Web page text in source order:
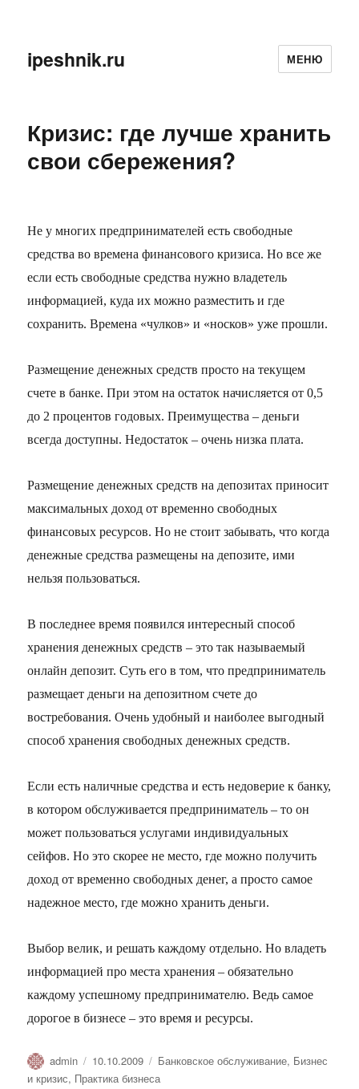
ipeshnik.ru МЕНЮ
Кризис: где лучше хранить
свои сбережения?
Не у многих предпринимателей есть свободные
средства во времена финансового кризиса. Но все же
если есть свободные средства нужно владетель
информацией, куда их можно разместить и где
сохранить. Времена «чулков» и «носков» уже прошли.
Размещение денежных средств просто на текущем
счете в банке. При этом на остаток начисляется от 0,5
до 2 процентов годовых. Преимущества – деньги
всегда доступны. Недостаток – очень низка плата.
Размещение денежных средств на депозитах приносит
максимальных доход от временно свободных
финансовых ресурсов. Но не стоит забывать, что когда
денежные средства размещены на депозите, ими
нельзя пользоваться.
В последнее время появился интересный способ
хранения денежных средств – это так называемый
онлайн депозит. Суть его в том, что предприниматель
размещает деньги на депозитном счете до
востребования. Очень удобный и наиболее выгодный
способ хранения свободных денежных средств.
Если есть наличные средства и есть недоверие к банку,
в котором обслуживается предприниматель – то он
может пользоваться услугами индивидуальных
сейфов. Но это скорее не место, где можно получить
доход от временно свободных денег, а просто самое
надежное место, где можно хранить деньги.
Выбор велик, и решать каждому отдельно. Но владеть
информацией про места хранения – обязательно
каждому успешному предпринимателю. Ведь самое
дорогое в бизнесе – это время и ресурсы.
Автор
admin Опубликовано
10.10.2009 Рубрики
Банковское обслуживание, Бизнес
и кризис, Практика бизнеса